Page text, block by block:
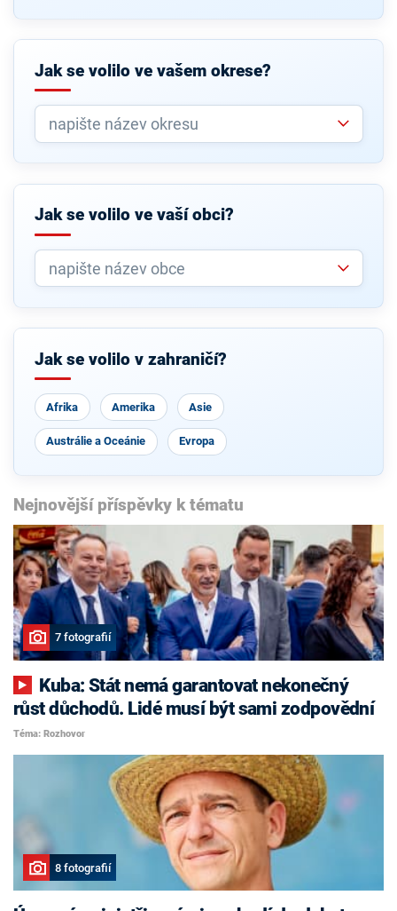
Jak se volilo ve vašem okrese?
Jak se volilo ve vaší obci?
Jak se volilo v zahraničí?
Afrika Amerika Asie
Austrálie a Oceánie Evropa
Nejnovější příspěvky k tématu
7 fotografií
růst důchodů. Lidé musí být sami zodpovědní
Téma: Rozhovor
8 fotografií